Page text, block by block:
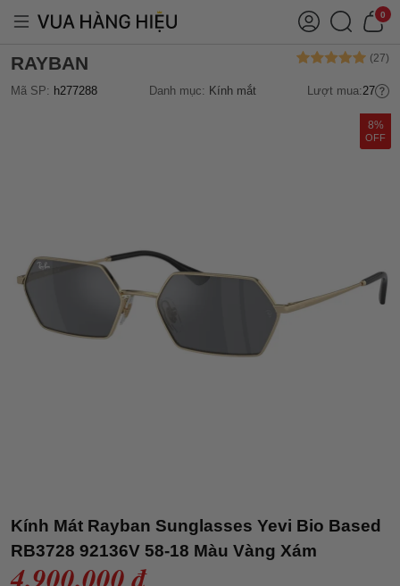
0
RAYBAN
Mã SP: h277288 Danh mục: Kính mắt Lượt mua:27
8%
OFF
Kính Mát Rayban Sunglasses Yevi Bio Based
RB3728 92136V 58-18 Màu Vàng Xám
4.900.000 đ